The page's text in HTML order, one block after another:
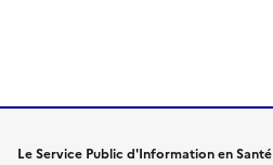
Le Service Public d'Information en Santé